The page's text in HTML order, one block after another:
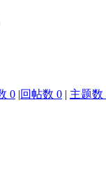
0 |回帖数 0 | 主题数